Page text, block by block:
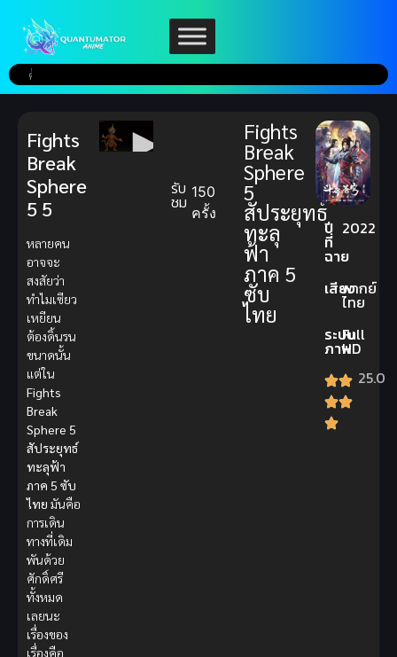
รับ
ชม 150
ครั้ง
Fights
Break
Sphere
5
สัประยุทธ์
ทะลุ
ฟ้า
ภาค 5
ซับ
ไทย
ปี
ที่
ฉาย
2022
เสียงพากย์
ไทย
ระบบ
ภาพ
Full
HD
25.0
Fights
Break
Sphere
5 5
หลายคน
อาจจะ
สงสัยว่า
ทำไมเซียว
เหยียน
ต้องดิ้นรน
ขนาดนั้น
แต่ใน
Fights
Break
Sphere 5
สัประยุทธ์
ทะลุฟ้า
ภาค 5 ซับ
ไทย มันคือ
การเดิน
ทางที่เดิม
พันด้วย
ศักดิ์ศรี
ทั้งหมด
เลยนะ
เรื่องของ
เรื่องคือ